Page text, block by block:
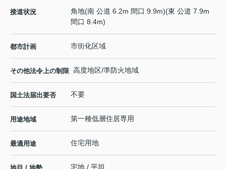
接道状況
角地(南 公道 6.2m 間口 9.9m)(東 公道 7.9m
間口 8.4m)
都市計画 市街化区域
その他法令上の制限 高度地区/準防火地域
国土法届出要否 不要
用途地域 第一種低層住居専用
最適用途 住宅用地
宅地 / 平坦